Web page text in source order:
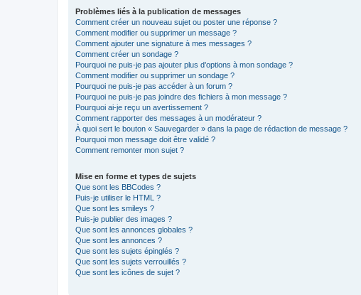
Problèmes liés à la publication de messages
Comment créer un nouveau sujet ou poster une réponse ?
Comment modifier ou supprimer un message ?
Comment ajouter une signature à mes messages ?
Comment créer un sondage ?
Pourquoi ne puis-je pas ajouter plus d’options à mon sondage ?
Comment modifier ou supprimer un sondage ?
Pourquoi ne puis-je pas accéder à un forum ?
Pourquoi ne puis-je pas joindre des fichiers à mon message ?
Pourquoi ai-je reçu un avertissement ?
Comment rapporter des messages à un modérateur ?
À quoi sert le bouton « Sauvegarder » dans la page de rédaction de message ?
Pourquoi mon message doit être validé ?
Comment remonter mon sujet ?
Mise en forme et types de sujets
Que sont les BBCodes ?
Puis-je utiliser le HTML ?
Que sont les smileys ?
Puis-je publier des images ?
Que sont les annonces globales ?
Que sont les annonces ?
Que sont les sujets épinglés ?
Que sont les sujets verrouillés ?
Que sont les icônes de sujet ?